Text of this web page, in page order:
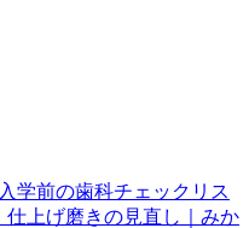
学前の歯科チェックリス
仕上げ磨きの見直し｜みか